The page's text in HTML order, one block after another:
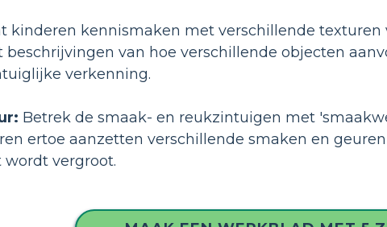
kinderen kennismaken met verschillende
van hoe verschillende objecten
verkenning.
Betrek de smaak- en reukzintuigen met
ertoe aanzetten verschillende smaken en
vergroot.